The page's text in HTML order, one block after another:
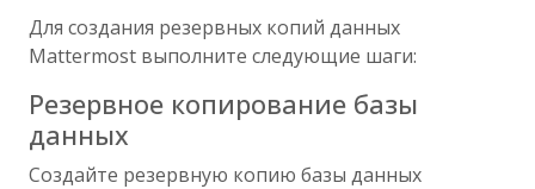
Для создания резервных копий данных
Mattermost выполните следующие шаги:
Резервное копирование базы
данных
Создайте резервную копию базы данных